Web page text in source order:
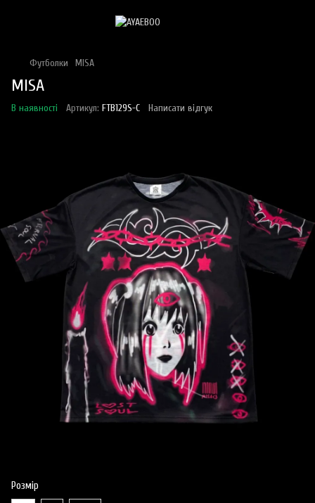
Футболки MISA
MISA
В наявності Артикул: FTB129S-C Написати відгук
Розмір